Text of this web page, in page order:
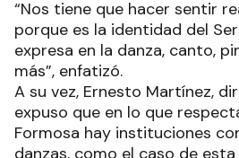
“Nos tiene que hacer sentir
porque es la identidad del
expresa en la danza, canto,
más”, enfatizó.
A su vez, Ernesto Martínez,
expuso que en lo que
Formosa hay instituciones
danzas, como el caso de